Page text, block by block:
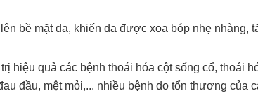
bề mặt da, khiến da được xoa bóp nhẹ nhàng,
hiệu quả các bệnh thoái hóa cột sống cổ, thoái
đầu, mệt mỏi,... nhiều bệnh do tổn thương của